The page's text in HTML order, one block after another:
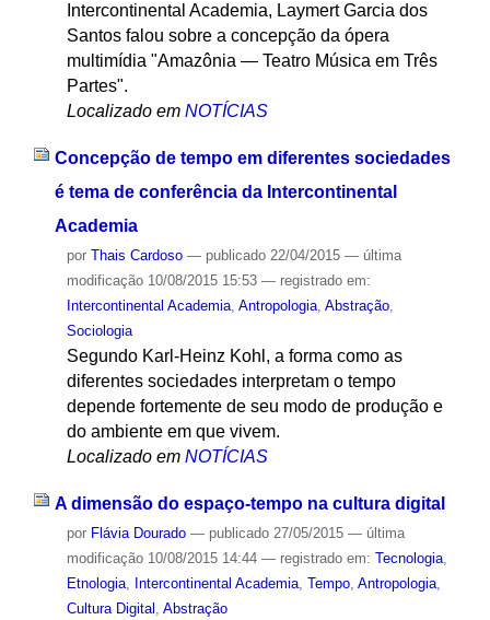
Intercontinental Academia, Laymert Garcia dos
Santos falou sobre a concepção da ópera
multimídia "Amazônia — Teatro Música em Três
Partes".
Localizado em NOTÍCIAS
Concepção de tempo em diferentes sociedades
é tema de conferência da Intercontinental
Academia
por Thais Cardoso — publicado22/04/2015 — última
modificação10/08/2015 15:53 — registrado em:
Intercontinental Academia, Antropologia, Abstração,
Sociologia
Segundo Karl-Heinz Kohl, a forma como as
diferentes sociedades interpretam o tempo
depende fortemente de seu modo de produção e
do ambiente em que vivem.
Localizado em NOTÍCIAS
A dimensão do espaço-tempo na cultura digital
por Flávia Dourado — publicado27/05/2015 — última
modificação10/08/2015 14:44 — registrado em: Tecnologia,
Etnologia, Intercontinental Academia, Tempo, Antropologia,
Cultura Digital Abstração